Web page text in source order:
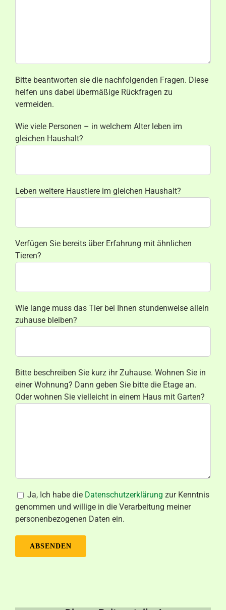
Bitte beantworten sie die nachfolgenden Fragen. Diese
helfen uns dabei übermäßige Rückfragen zu
vermeiden.
Wie viele Personen – in welchem Alter leben im
gleichen Haushalt?
Leben weitere Haustiere im gleichen Haushalt?
Verfügen Sie bereits über Erfahrung mit ähnlichen
Tieren?
Wie lange muss das Tier bei Ihnen stundenweise allein
zuhause bleiben?
Bitte beschreiben Sie kurz ihr Zuhause. Wohnen Sie in
einer Wohnung? Dann geben Sie bitte die Etage an.
Oder wohnen Sie vielleicht in einem Haus mit Garten?
Ja, Ich habe die Datenschutzerklärung zur Kenntnis
genommen und willige in die Verarbeitung meiner
personenbezogenen Daten ein.